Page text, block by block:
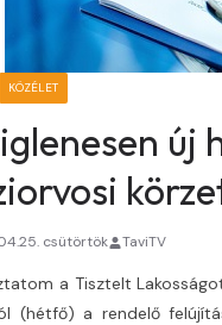
KÖZÉLET
új
csütörtök TaviTV
a Tisztelt
(hétfő) a rendelő